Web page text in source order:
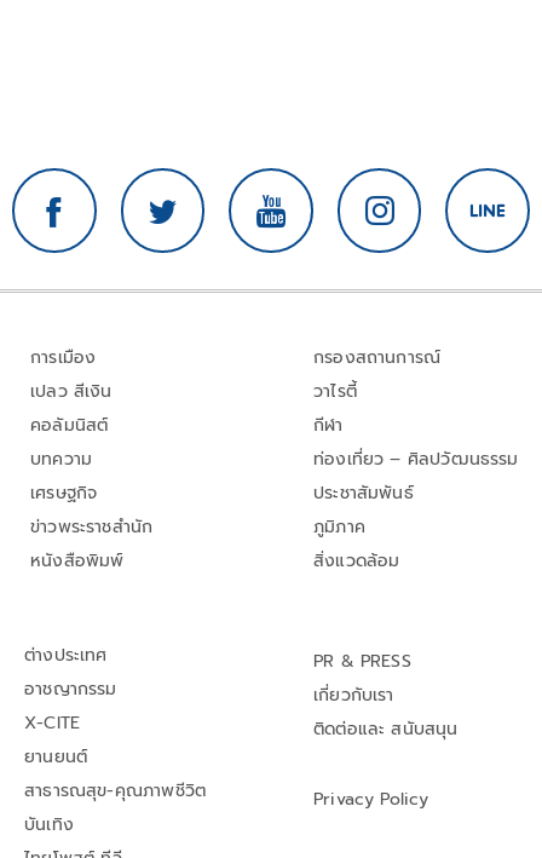
การเมือง
เปลว สีเงิน
คอลัมนิสต์
บทความ
เศรษฐกิจ
ข่าวพระราชสำนัก
หนังสือพิมพ์
กรองสถานการณ์
วาไรตี้
กีฬา
ท่องเที่ยว – ศิลปวัฒนธรรม
ประชาสัมพันธ์
ภูมิภาค
สิ่งแวดล้อม
ต่างประเทศ
อาชญากรรม
X-CITE
ยานยนต์
สาธารณสุข-คุณภาพชีวิต
บันเทิง
PR & PRESS
เกี่ยวกับเรา
ติดต่อและ สนับสนุน
Privacy Policy